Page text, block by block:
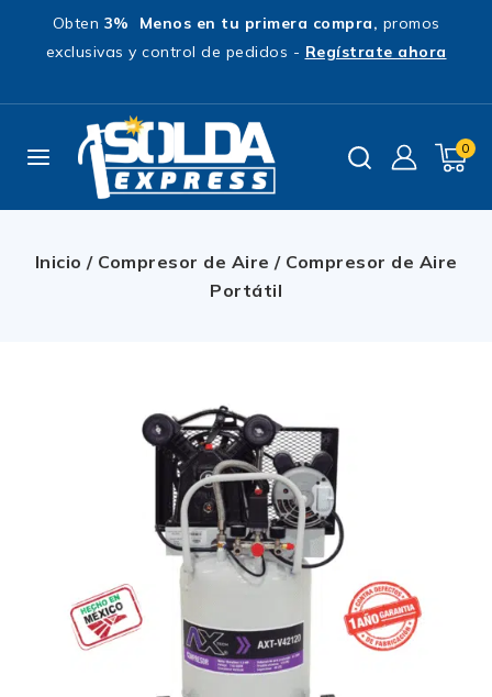
Obten 3% Menos en tu primera compra, promos
exclusivas y control de pedidos - Regístrate ahora
0
Inicio / Compresor de Aire / Compresor de Aire
Portátil